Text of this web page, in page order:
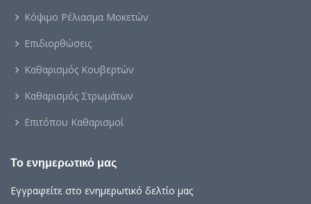
Κόψιμο Ρέλιασμα Μοκετών
Επιδιορθώσεις
Καθαρισμός Κουβερτών
Καθαρισμός Στρωμάτων
Επιτόπου Καθαρισμοί
Το ενημερωτικό μας
Εγγραφείτε στο ενημερωτικό δελτίο μας